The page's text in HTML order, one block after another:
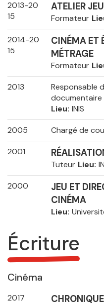
2013-20
15
ATELIER
Formateur
2014-20
15
CINÉMA ET
MÉTRAGE
Formateur
2013
Responsable
documentaire
Lieu INIS
2005 Chargé de
2001
Tuteur Lieu
2000
JEU ET
CINÉMA
Lieu
Écriture
Cinéma
2017